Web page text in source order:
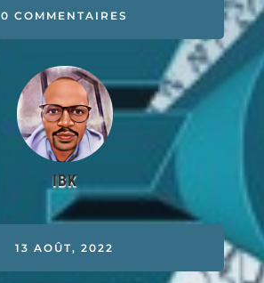
0 COMMENTAIRES
IBK
13 AOÛT, 2022